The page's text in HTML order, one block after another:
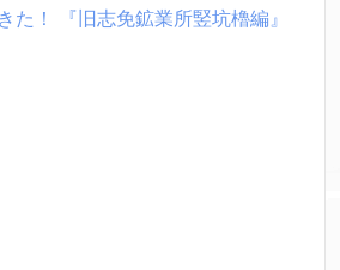
た！ 『旧志免鉱業所竪坑櫓編』